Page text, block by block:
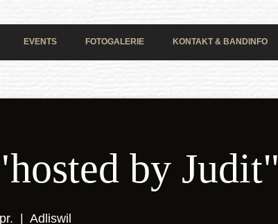
EVENTS FOTOGALERIE KONTAKT & BANDINFO
by Judit"
Adliswil